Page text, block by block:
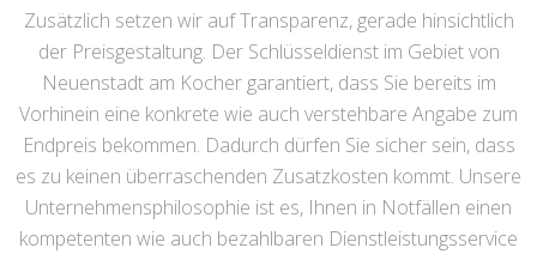
Zusätzlich setzen wir auf Transparenz, gerade hinsichtlich
der Preisgestaltung. Der Schlüsseldienst im Gebiet von
Neuenstadt am Kocher garantiert, dass Sie bereits im
Vorhinein eine konkrete wie auch verstehbare Angabe zum
Endpreis bekommen. Dadurch dürfen Sie sicher sein, dass
es zu keinen überraschenden Zusatzkosten kommt. Unsere
Unternehmensphilosophie ist es, Ihnen in Notfällen einen
kompetenten wie auch bezahlbaren Dienstleistungsservice